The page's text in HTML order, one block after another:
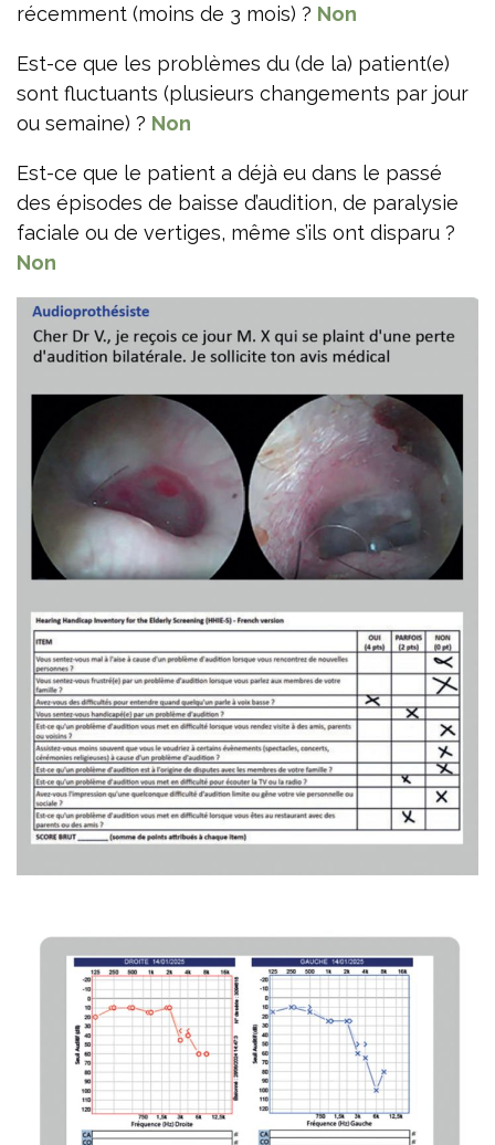
récemment (moins de 3 mois) ? Non
Est-ce que les problèmes du (de la) patient(e)
sont fluctuants (plusieurs changements par jour
ou semaine) ? Non
Est-ce que le patient a déjà eu dans le passé
des épisodes de baisse d’audition, de paralysie
faciale ou de vertiges, même s’ils ont disparu ?
Non